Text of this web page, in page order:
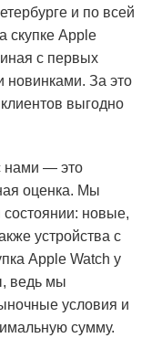
и по всей
скупке Apple
с первых
новинками. За это
выгодно
нами — это
оценка. Мы
новые,
устройства с
Apple Watch у
ведь мы
условия и
сумму.